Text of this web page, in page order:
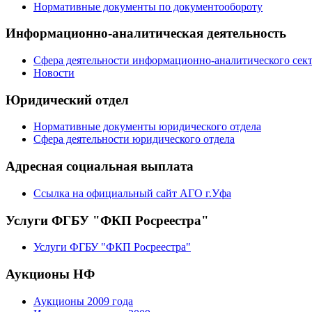
Нормативные документы по документообороту
Информационно-аналитическая деятельность
Сфера деятельности информационно-аналитического
Новости
Юридический отдел
Нормативные документы юридического отдела
Сфера деятельности юридического отдела
Адресная социальная выплата
Ссылка на официальный сайт АГО г.Уфа
Услуги ФГБУ "ФКП Росреестра"
Услуги ФГБУ "ФКП Росреестра"
Аукционы НФ
Аукционы 2009 года